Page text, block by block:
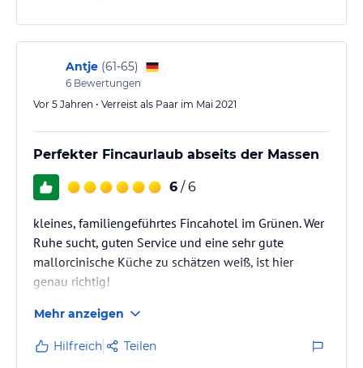
Antje (61-65)
6 Bewertungen
Vor 5 Jahren • Verreist als Paar im Mai 2021
Perfekter Fincaurlaub abseits der Massen
6 / 6
kleines, familiengeführtes Fincahotel im Grünen. Wer
Ruhe sucht, guten Service und eine sehr gute
mallorcinische Küche zu schätzen weiß, ist hier
genau richtig!
Mehr anzeigen
Hilfreich Teilen